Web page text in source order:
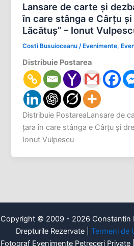
Lansare de carte şi
în care stânga e Cârţu
Lăcătuş” – Ionut
Costi Busuioceanu /Evenimente,
Distribuie Postarea
Distribuie PostareaLansare de
ţara în care stânga e Cârţu şi
Ionut Vulpescu
Copyright © 2009 - 2026 Constantin
Drepturile Rezervate | Termeni de
Fotograf Evenimente Petreceri